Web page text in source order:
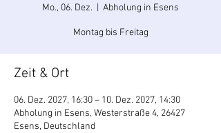
Mo., 06. Dez. Abholung in Esens
Montag bis Freitag
Zeit & Ort
06. Dez. 2027, 16:30 – 10. Dez. 2027, 14:30
Abholung in Esens, Westerstraße 4, 26427
Esens, Deutschland